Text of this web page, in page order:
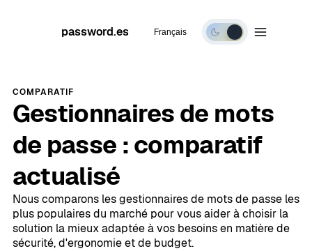
password.es Français
Mode
COMPARATIF
Gestionnaires de mots
de passe : comparatif
actualisé
Nous comparons les gestionnaires de mots de passe les
plus populaires du marché pour vous aider à choisir la
solution la mieux adaptée à vos besoins en matière de
sécurité, d'ergonomie et de budget.